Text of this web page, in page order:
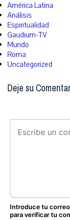
América Latina
Análisis
Espiritualidad
Gaudium-TV
Mundo
Roma
Uncategorized
Deje su
Introduce tu
para verificar tu